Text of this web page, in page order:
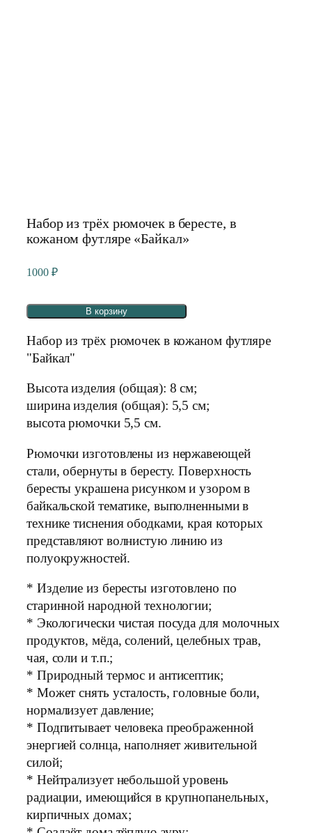
Набор из трёх рюмочек в бересте, в
кожаном футляре «Байкал»
1000 ₽
В корзину
Набор из трёх рюмочек в кожаном футляре
"Байкал"
Высота изделия (общая): 8 см;
ширина изделия (общая): 5,5 см;
высота рюмочки 5,5 см.
Рюмочки изготовлены из нержавеющей
стали, обернуты в бересту. Поверхность
бересты украшена рисунком и узором в
байкальской тематике, выполненными в
технике тиснения ободками, края которых
представляют волнистую линию из
полуокружностей.
* Изделие из бересты изготовлено по
старинной народной технологии;
* Экологически чистая посуда для молочных
продуктов, мёда, солений, целебных трав,
чая, соли и т.п.;
* Природный термос и антисептик;
* Может снять усталость, головные боли,
нормализует давление;
* Подпитывает человека преображенной
энергией солнца, наполняет живительной
силой;
* Нейтрализует небольшой уровень
радиации, имеющийся в крупнопанельных,
кирпичных домах;